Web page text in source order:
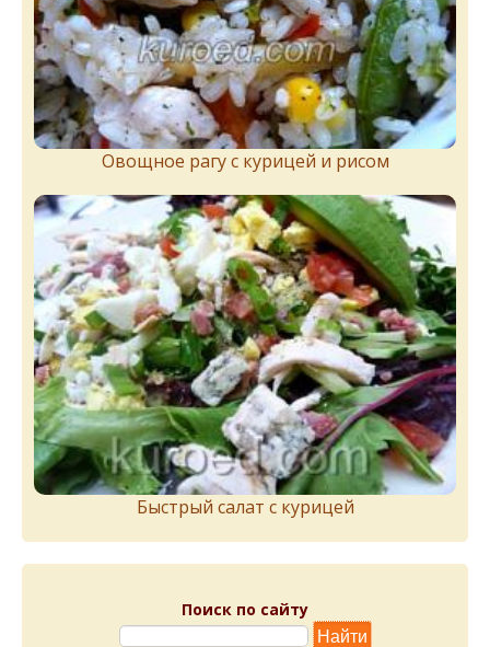
Овощное рагу с курицей и рисом
Быстрый салат с курицей
Поиск по сайту